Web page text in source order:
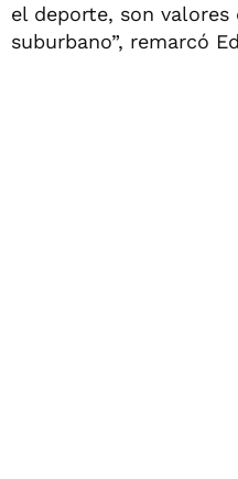
el deporte, son
suburbano”, remarcó